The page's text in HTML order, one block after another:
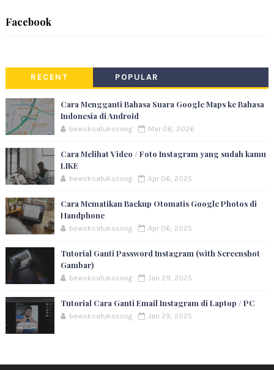
Facebook
RECENT POPULAR
Cara Mengganti Bahasa Suara Google Maps ke Bahasa
Indonesia di Android
bewoksatukosong Mar 06, 2026
Cara Melihat Video / Foto Instagram yang sudah kamu
LIKE
bewoksatukosong Apr 06, 2025
Cara Mematikan Backup Otomatis Google Photos di
Handphone
bewoksatukosong Apr 06, 2025
Tutorial Ganti Password Instagram (with Screenshot
Gambar)
bewoksatukosong Jan 29, 2025
Tutorial Cara Ganti Email Instagram di Laptop / PC
bewoksatukosong Jan 29, 2025